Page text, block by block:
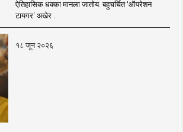
ऐतिहासिक धक्का मानला जातोय. बहुचर्चित ‘ऑपरेशन
टायगर’ अखेर ..
१८ जून २०२६